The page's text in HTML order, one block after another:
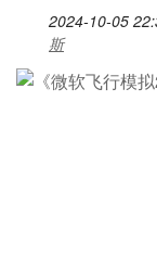
2024-10-05
斯